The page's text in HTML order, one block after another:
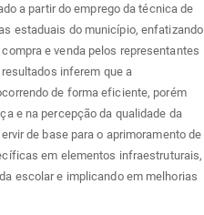
a partir do emprego da técnica de
estaduais do município, enfatizando
e venda pelos representantes
inferem que a
de forma eficiente, porém
e na percepção da qualidade da
de base para o aprimoramento de
em elementos infraestruturais,
escolar e implicando em melhorias